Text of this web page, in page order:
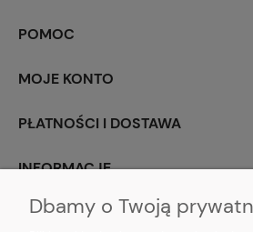
POMOC
MOJE KONTO
PŁATNOŚCI I DOSTAWA
INFORMACJE
O NAS
Dbamy o Twoją